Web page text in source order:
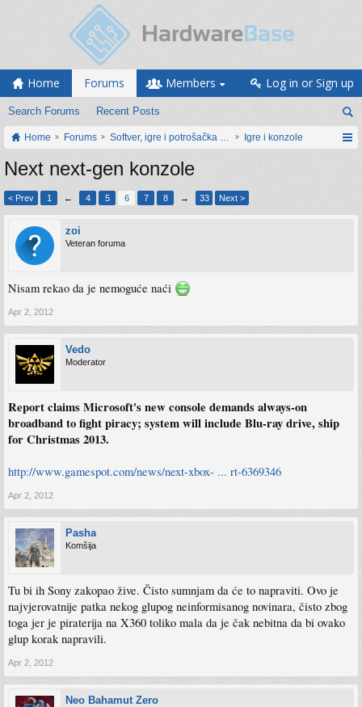
Home Forums
Search Forums Recent Posts
Members Log in or Sign up
Home Forums Softver, igre i potrošačka elektronikaIgre i konzole
Next next-gen konzole
< Prev 1 ← 4 5 6 7 8 → 33 Next >
zoi
Veteran foruma
Nisam rekao da je nemoguće naći
Apr 2, 2012
Vedo
Moderator
Report claims Microsoft's new console demands always-on
broadband to fight piracy; system will include Blu-ray drive, ship
for Christmas 2013.
http://www.gamespot.com/news/next-xbox- ... rt-6369346
Apr 2, 2012
Pasha
Komšija
Tu bi ih Sony zakopao žive. Čisto sumnjam da će to napraviti. Ovo je
najvjerovatnije patka nekog glupog neinformisanog novinara, čisto zbog
toga jer je piraterija na X360 toliko mala da je čak nebitna da bi ovako
glup korak napravili.
Apr 2, 2012
Neo Bahamut Zero